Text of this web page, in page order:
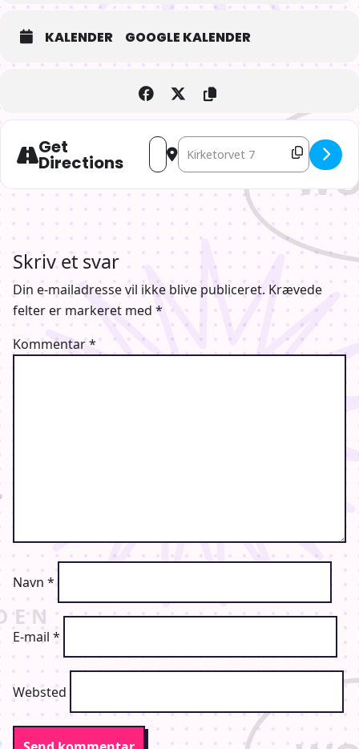
KALENDER GOOGLE KALENDER
Get
Directions
Address - The Wobbly Nerdles -
Destination Address - The Wobbly
Skriv et svar
Din e-mailadresse vil ikke blive publiceret. Krævede
felter er markeret med *
Kommentar*
Navn *
E-mail *
Websted